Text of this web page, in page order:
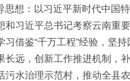
思想：以习近平新时代中国
和习近平总书记考察云南重
习借鉴“千万工程”经验，坚
长远，创新工作推进机制，
污水治理示范村，推动全县